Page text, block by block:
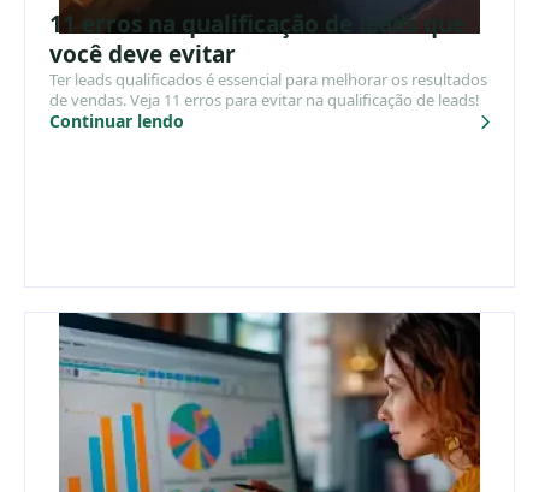
11 erros na qualificação de leads que
você deve evitar
Ter leads qualificados é essencial para melhorar os resultados
de vendas. Veja 11 erros para evitar na qualificação de leads!
Continuar lendo